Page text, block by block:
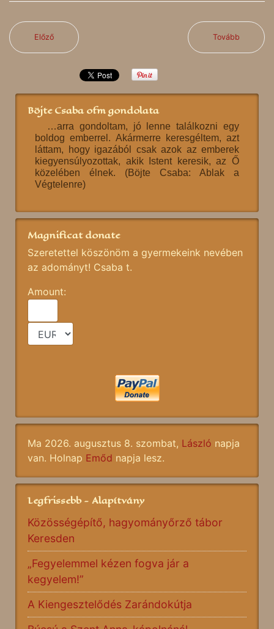
Előző Tovább
Böjte Csaba ofm gondolata
…arra gondoltam, jó lenne találkozni egy
boldog emberrel. Akármerre keresgéltem, azt
láttam, hogy igazából csak azok az emberek
kiegyensúlyozottak, akik Istent keresik, az Ő
közelében élnek. (Böjte Csaba: Ablak a
Végtelenre)
Magnificat donate
Szeretettel köszönöm a gyermekeink nevében
az adományt! Csaba t.
Amount:
Ma 2026. augusztus 8. szombat, László napja
van. Holnap Emőd napja lesz.
Legfrissebb - Alapítvány
Közösségépítő, hagyományőrző tábor
Keresden
„Fegyelemmel kézen fogva jár a
kegyelem!”
A Kiengesztelődés Zarándokútja